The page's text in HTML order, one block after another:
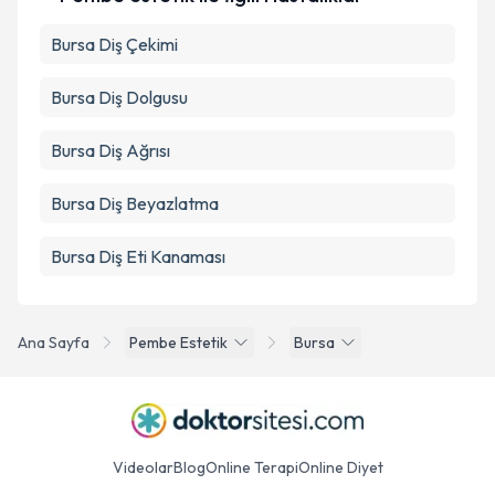
Ana Sayfa Pembe Estetik Bursa
Bursa Diş Çekimi
Bursa Diş Dolgusu
Bursa Diş Ağrısı
Bursa Diş Beyazlatma
Bursa Diş Eti Kanaması
VideolarBlogOnline TerapiOnline Diyet